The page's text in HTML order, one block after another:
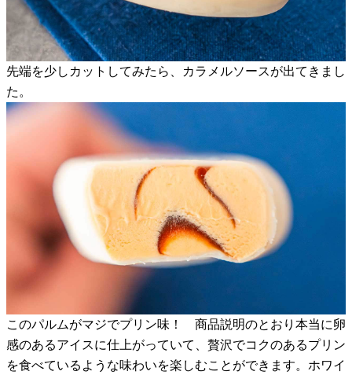
先端を少しカットしてみたら、カラメルソースが出てきまし
た。
このパルムがマジでプリン味！ 商品説明のとおり本当に卵
感のあるアイスに仕上がっていて、贅沢でコクのあるプリン
を食べているような味わいを楽しむことができます。ホワイ